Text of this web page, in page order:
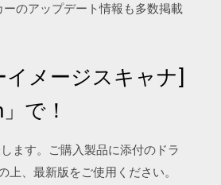
のアップデート情報も多数掲載
イメージスキャナ]
で！
ます。ご購入製品に添付のドラ
、最新版をご使用ください。